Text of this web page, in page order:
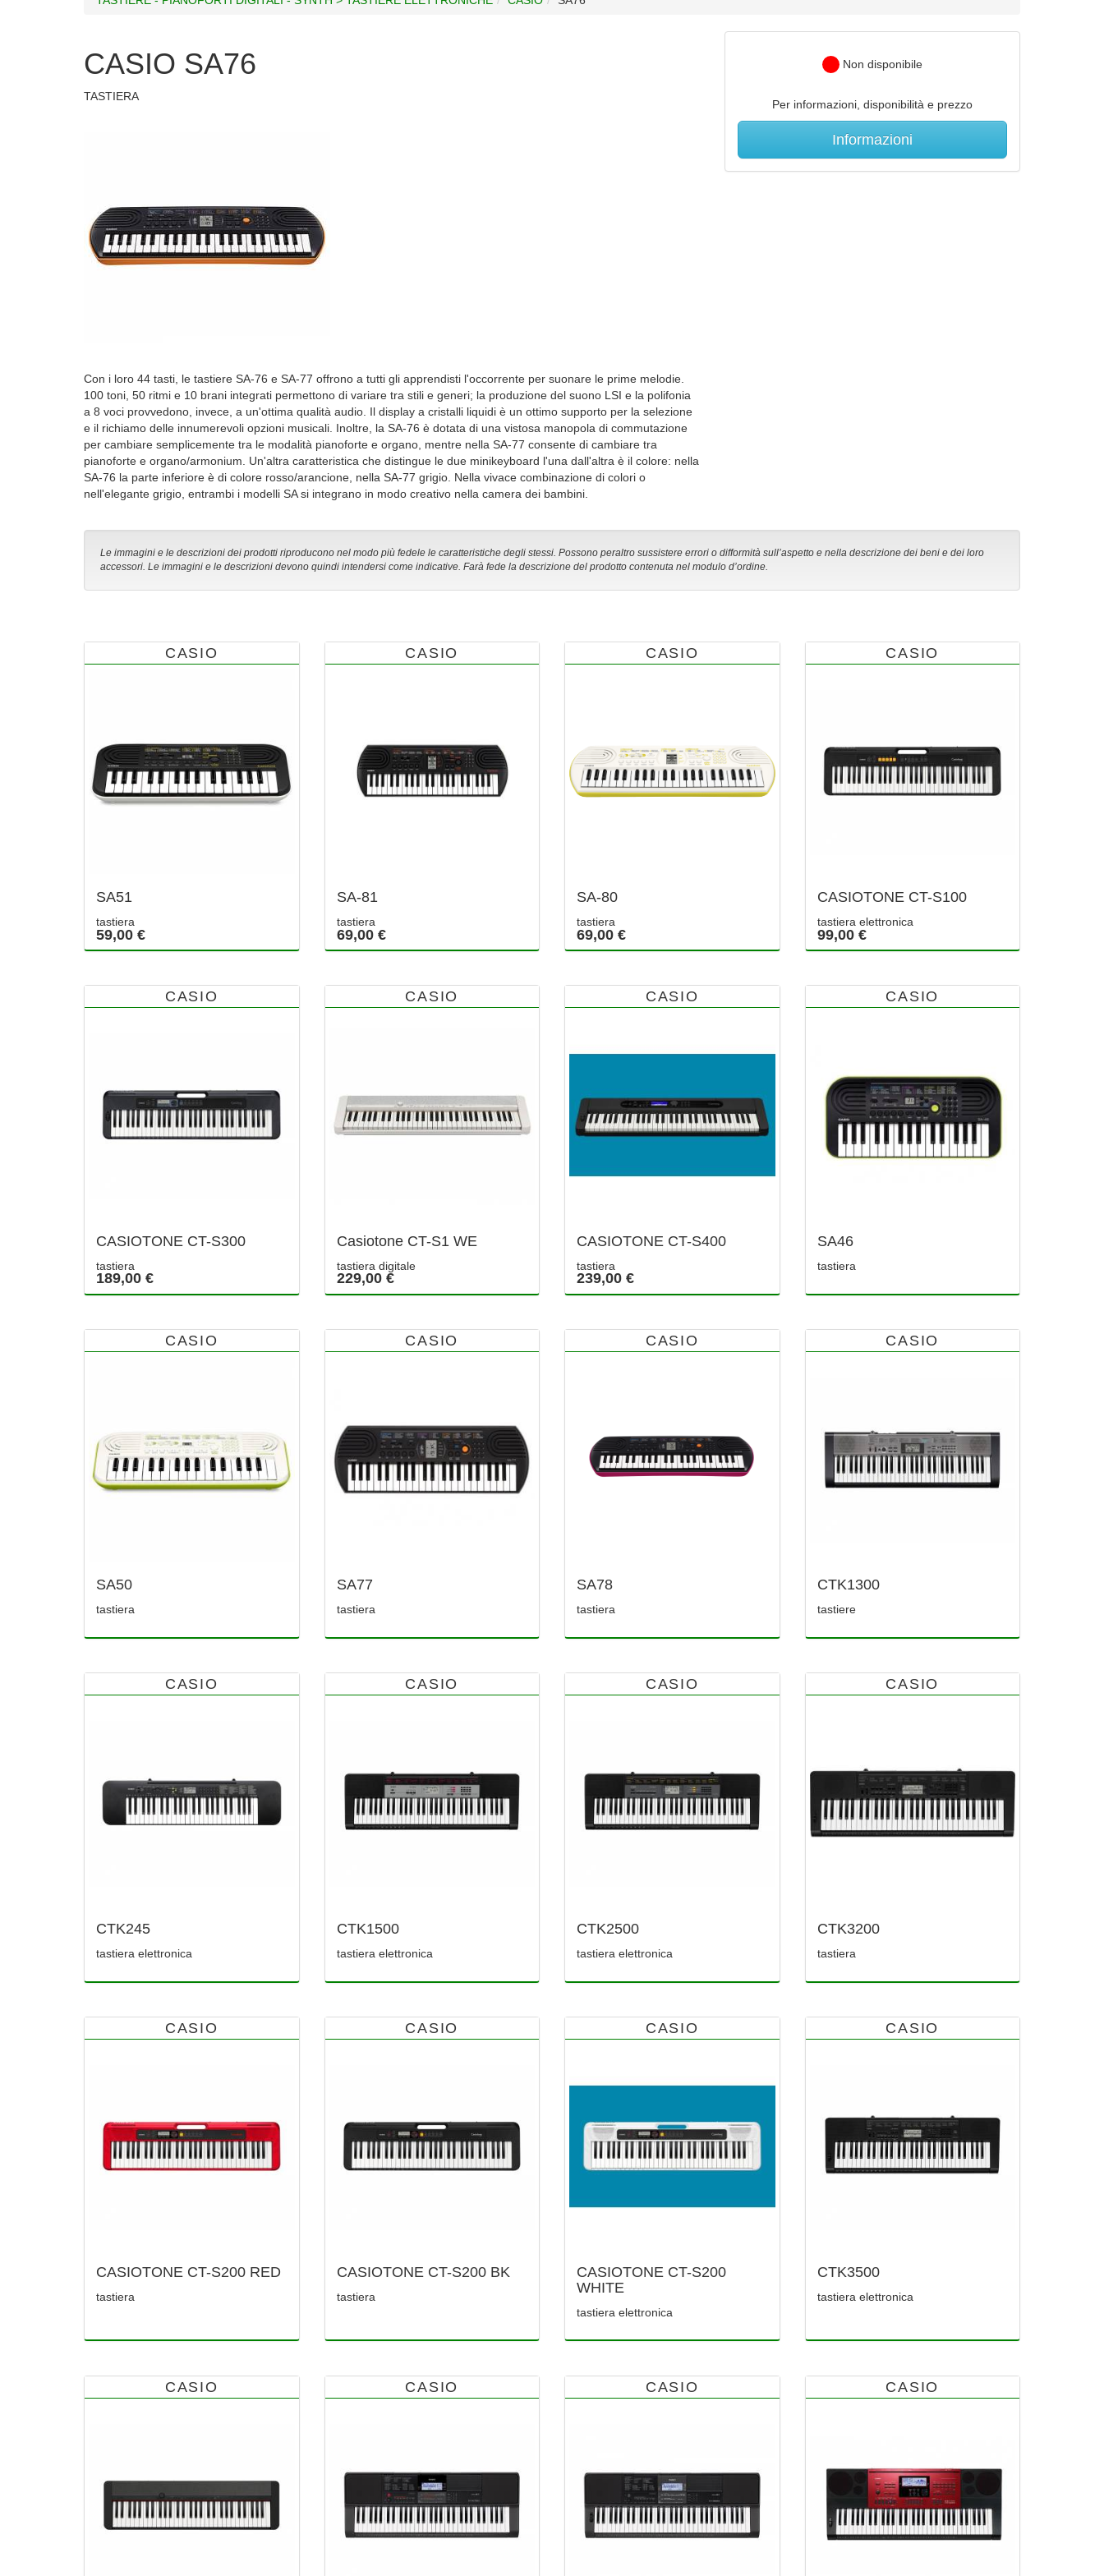
Non disponibile
Per informazioni, disponibilità e prezzo
Informazioni
CASIO SA76
TASTIERA
Con i loro 44 tasti, le tastiere SA-76 e SA-77 offrono a tutti gli apprendisti l'occorrente per suonare le prime melodie.
100 toni, 50 ritmi e 10 brani integrati permettono di variare tra stili e generi; la produzione del suono LSI e la polifonia
a 8 voci provvedono, invece, a un'ottima qualità audio. Il display a cristalli liquidi è un ottimo supporto per la selezione
e il richiamo delle innumerevoli opzioni musicali. Inoltre, la SA-76 è dotata di una vistosa manopola di commutazione
per cambiare semplicemente tra le modalità pianoforte e organo, mentre nella SA-77 consente di cambiare tra
pianoforte e organo/armonium. Un'altra caratteristica che distingue le due minikeyboard l'una dall'altra è il colore: nella
SA-76 la parte inferiore è di colore rosso/arancione, nella SA-77 grigio. Nella vivace combinazione di colori o
nell'elegante grigio, entrambi i modelli SA si integrano in modo creativo nella camera dei bambini.
Le immagini e le descrizioni dei prodotti riproducono nel modo più fedele le caratteristiche degli stessi. Possono peraltro sussistere errori o difformità sull’aspetto e nella descrizione dei beni e dei loro
accessori. Le immagini e le descrizioni devono quindi intendersi come indicative. Farà fede la descrizione del prodotto contenuta nel modulo d’ordine.
CASIO
SA51
tastiera
59,00 €
CASIO
SA-81
tastiera
69,00 €
CASIO
SA-80
tastiera
69,00 €
CASIO
CASIOTONE CT-S100
tastiera elettronica
99,00 €
CASIO
CASIOTONE CT-S300
tastiera
189,00 €
CASIO
Casiotone CT-S1 WE
tastiera digitale
229,00 €
CASIO
CASIOTONE CT-S400
tastiera
239,00 €
CASIO
SA46
tastiera
CASIO
SA50
tastiera
CASIO
SA77
tastiera
CASIO
SA78
tastiera
CASIO
CTK1300
tastiere
CASIO
CTK245
tastiera elettronica
CASIO
CTK1500
tastiera elettronica
CASIO
CTK2500
tastiera elettronica
CASIO
CTK3200
tastiera
CASIO
CASIOTONE CT-S200 RED
tastiera
CASIO
CASIOTONE CT-S200 BK
tastiera
CASIO
CASIOTONE CT-S200
WHITE
tastiera elettronica
CASIO
CTK3500
tastiera elettronica
CASIO CASIO CASIO CASIO